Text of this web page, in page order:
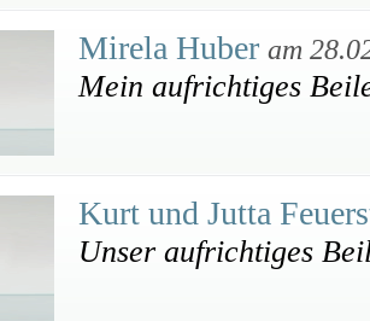
Mirela Huber am
Mein aufrichtiges
Kurt und Jutta
Unser aufrichtiges